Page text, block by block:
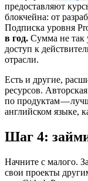
предоставляют
блокчейна: от
Подписка уровня
в год. Сумма не так
доступ к
отрасли.
Есть и другие,
ресурсов.
по продуктам —
английском языке,
Шаг 4:
Начните с малого.
свои проекты